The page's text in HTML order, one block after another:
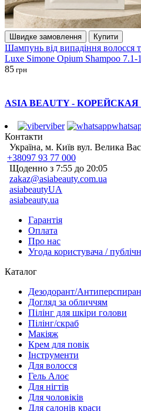
Швидке замовлення Купити
Шампунь від випадіння волосся
Luxe Simone Opium Shampoo 7.1-
85 грн
ASIA BEAUTY -
viber
Контакти
Україна, м. Київ вул. Велика
+38097 93 77 000
Щоденно з 7:55 до 20:05
zakaz@asiabeauty.com.ua
asiabeautyUA
asiabeauty.ua
Гарантія
Оплата
Про нас
Угода користувача /
Каталог
Дезодорант/
Догляд за обличчям
Пілінг для шкіри голови
Пілінг/скраб
Макіяж
Крем для повік
Інструменти
Для волосся
Гель Алоє
Для нігтів
Для чоловіків
Для салонів краси